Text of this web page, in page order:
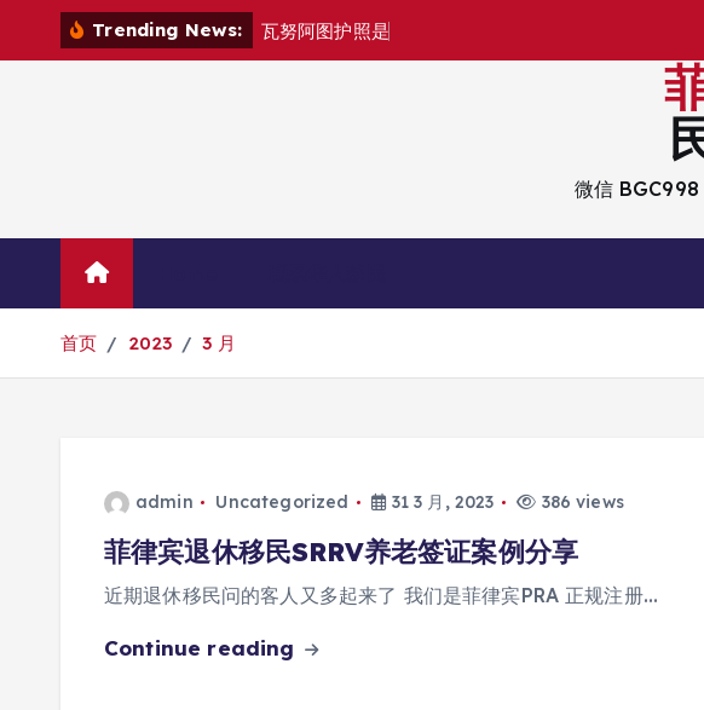
Trending News: 瓦努阿图护照是
菲律宾
微信 BGC998
首页 2023 3 月
admin Uncategorized 31 3 月, 2023 386 views
菲律宾退休移民SRRV养老签证案例分享
近期退休移民问的客人又多起来了 我们是菲律宾PRA 正规注册…
Continue reading